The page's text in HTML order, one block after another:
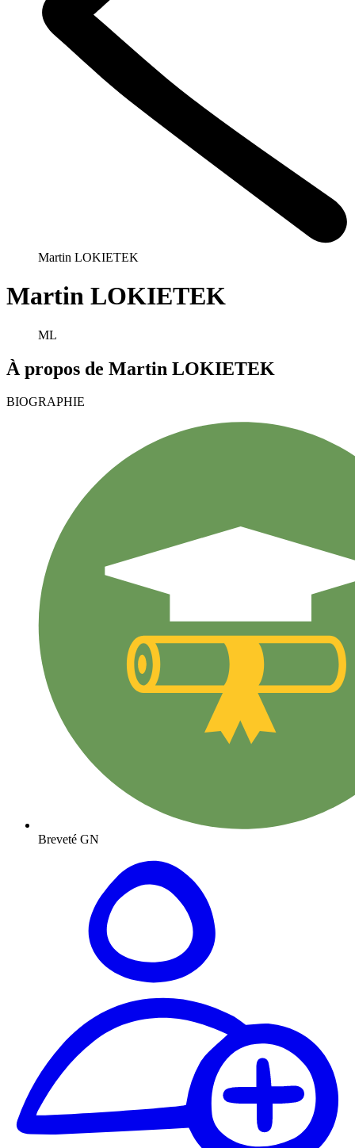
Martin LOKIETEK
Martin LOKIETEK
ML
À propos de Martin LOKIETEK
BIOGRAPHIE
Breveté GN